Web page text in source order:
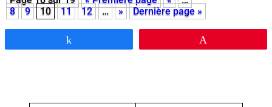
8
9 10 11 12 … » Dernière page »